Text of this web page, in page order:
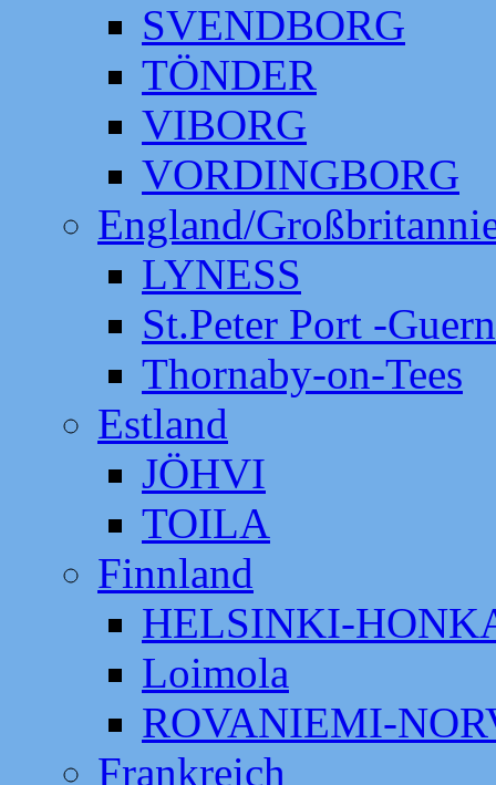
SVENDBORG
TÖNDER
VIBORG
VORDINGBORG
England/
LYNESS
St.Peter Port -
Thornaby-on-Tees
Estland
JÖHVI
TOILA
Finnland
HELSINKI-
Loimola
ROVANIEMI-
Frankreich